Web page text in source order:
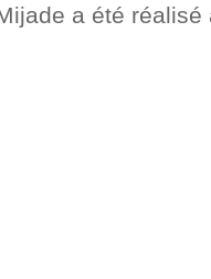
a été réalisé